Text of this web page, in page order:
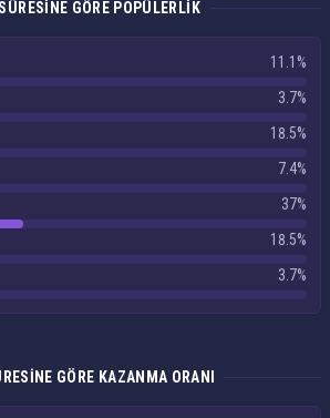
GÖRE POPÜLERLIK
11.1%
3.7%
18.5%
7.4%
37%
18.5%
3.7%
GÖRE KAZANMA ORANI